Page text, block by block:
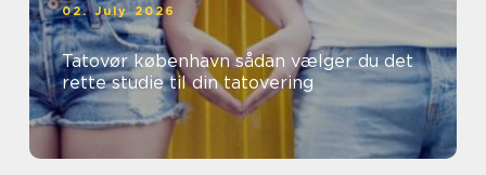
02. July 2026
Tatovør københavn sådan vælger du det
rette studie til din tatovering